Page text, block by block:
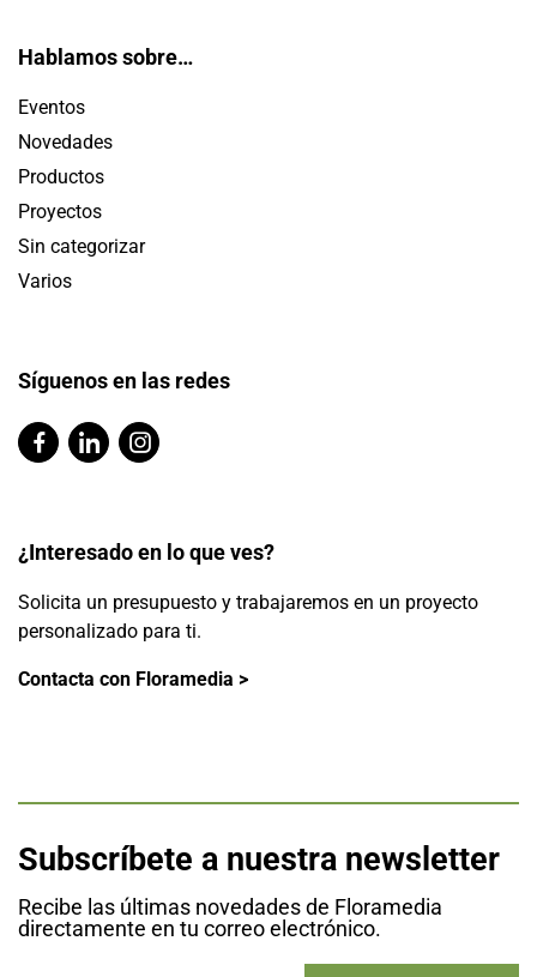
Hablamos sobre…
Eventos
Novedades
Productos
Proyectos
Sin categorizar
Varios
Síguenos en las redes
¿Interesado en lo que ves?
Solicita un presupuesto y trabajaremos en un proyecto
personalizado para ti.
Contacta con Floramedia >
Subscríbete a nuestra newsletter
Recibe las últimas novedades de Floramedia
directamente en tu correo electrónico.